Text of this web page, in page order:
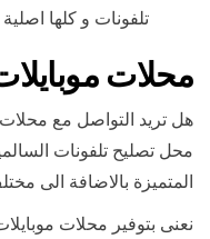
تلفونات و كلها
محلات
هل تريد التواصل مع
محل تصليح تلفونات
المتميزة بالاضافة الى
نعنى بتوفير محلات